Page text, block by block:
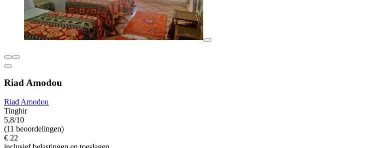
Riad Amodou
Riad Amodou
Tinghir
5,8/10
(11 beoordelingen)
€ 22